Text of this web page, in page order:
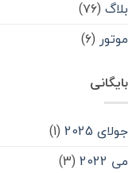
بلاگ (۷۶)
موتور (۶)
بایگانی
جولای 2025
(1)
می 2022
(3)